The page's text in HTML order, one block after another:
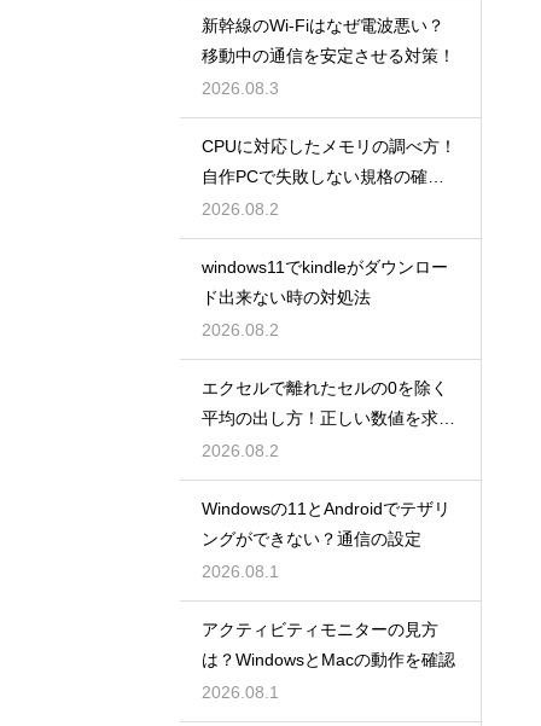
新幹線のWi-Fiはなぜ電波悪い？
移動中の通信を安定させる対策！
2026.08.3
CPUに対応したメモリの調べ方！
自作PCで失敗しない規格の確認
手順
2026.08.2
windows11でkindleがダウンロー
ド出来ない時の対処法
2026.08.2
エクセルで離れたセルの0を除く
平均の出し方！正しい数値を求め
る！
2026.08.2
Windowsの11とAndroidでテザリ
ングができない？通信の設定
2026.08.1
アクティビティモニターの見方
は？WindowsとMacの動作を確認
2026.08.1